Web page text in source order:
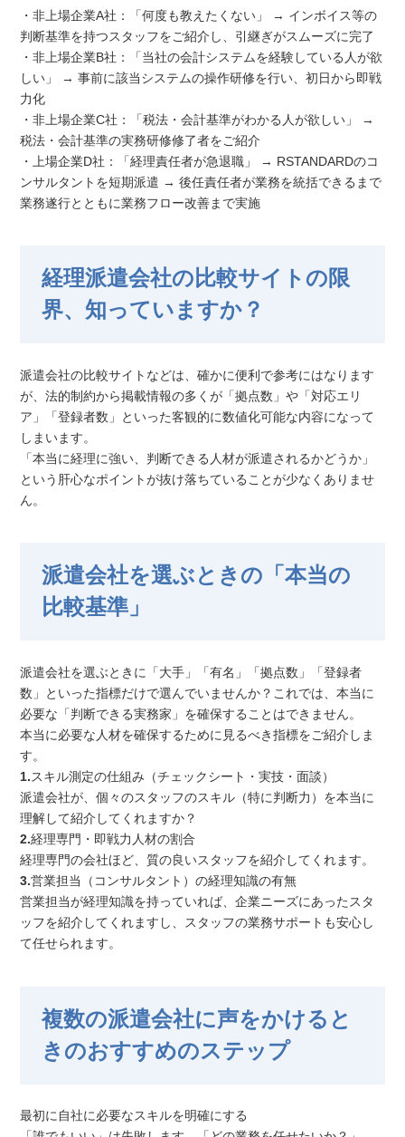
・非上場企業A社：「何度も教えたくない」 → インボイス等の
判断基準を持つスタッフをご紹介し、引継ぎがスムーズに完了
・非上場企業B社：「当社の会計システムを経験している人が欲
しい」 → 事前に該当システムの操作研修を行い、初日から即戦
力化
・非上場企業C社：「税法・会計基準がわかる人が欲しい」 →
税法・会計基準の実務研修修了者をご紹介
・上場企業D社：「経理責任者が急退職」 → RSTANDARDのコ
ンサルタントを短期派遣 → 後任責任者が業務を統括できるまで
業務遂行とともに業務フロー改善まで実施
経理派遣会社の比較サイトの限
界、知っていますか？
派遣会社の比較サイトなどは、確かに便利で参考にはなります
が、法的制約から掲載情報の多くが「拠点数」や「対応エリ
ア」「登録者数」といった客観的に数値化可能な内容になって
しまいます。
「本当に経理に強い、判断できる人材が派遣されるかどうか」
という肝心なポイントが抜け落ちていることが少なくありませ
ん。
派遣会社を選ぶときの「本当の
比較基準」
派遣会社を選ぶときに「大手」「有名」「拠点数」「登録者
数」といった指標だけで選んでいませんか？これでは、本当に
必要な「判断できる実務家」を確保することはできません。
本当に必要な人材を確保するために見るべき指標をご紹介しま
す。
1.スキル測定の仕組み（チェックシート・実技・面談）
派遣会社が、個々のスタッフのスキル（特に判断力）を本当に
理解して紹介してくれますか？
2.経理専門・即戦力人材の割合
経理専門の会社ほど、質の良いスタッフを紹介してくれます。
3.営業担当（コンサルタント）の経理知識の有無
営業担当が経理知識を持っていれば、企業ニーズにあったスタ
ッフを紹介してくれますし、スタッフの業務サポートも安心し
て任せられます。
複数の派遣会社に声をかけると
きのおすすめのステップ
最初に自社に必要なスキルを明確にする